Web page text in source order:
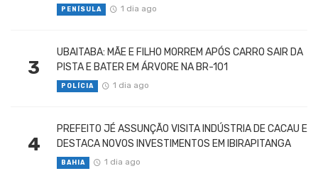
PENÍSULA 1 dia ago
3
UBAITABA: MÃE E FILHO MORREM APÓS CARRO SAIR DA
PISTA E BATER EM ÁRVORE NA BR-101
POLÍCIA 1 dia ago
4
PREFEITO JÉ ASSUNÇÃO VISITA INDÚSTRIA DE CACAU E
DESTACA NOVOS INVESTIMENTOS EM IBIRAPITANGA
BAHIA 1 dia ago